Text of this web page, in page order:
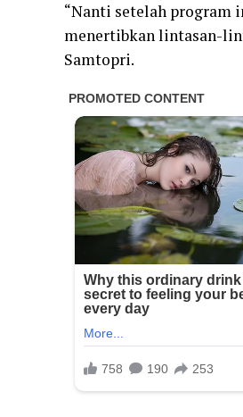
“Nanti setelah program
menertibkan lintasan-
Samtopri.